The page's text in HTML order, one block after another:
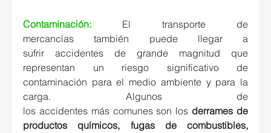
Contaminación:
El transporte de
mercancías también puede llegar a
sufrir accidentes de grande magnitud que
representan un riesgo significativo de
contaminación para el medio ambiente y para la
carga. Algunos de
los accidentes más comunes son los derrames de
productos químicos, fugas de combustibles,